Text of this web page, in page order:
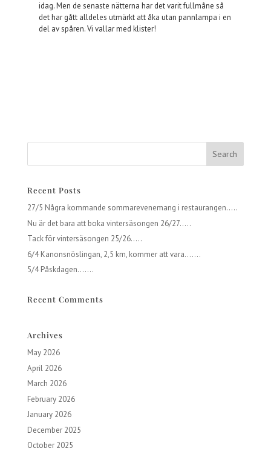
idag. Men de senaste nätterna har det varit fullmåne så
det har gått alldeles utmärkt att åka utan pannlampa i en
del av spåren. Vi vallar med klister!
Recent Posts
27/5 Några kommande sommarevenemang i restaurangen…..
Nu är det bara att boka vintersäsongen 26/27…..
Tack för vintersäsongen 25/26…..
6/4 Kanonsnöslingan, 2,5 km, kommer att vara…….
5/4 Påskdagen…….
Recent Comments
Archives
May 2026
April 2026
March 2026
February 2026
January 2026
December 2025
October 2025